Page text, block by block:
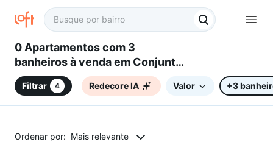
0 Apartamentos com 3
banheiros à venda em Conjunto
Habitacional Professor
Benedicto Cleto, Sorocaba, SP
Filtrar 4 Redecore IA Valor +3
Ordenar por: Mais relevante